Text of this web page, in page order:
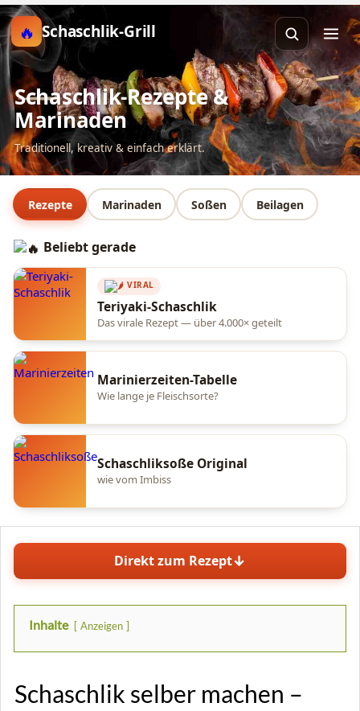
Schaschlik-Grill
Schaschlik-Rezepte &
Marinaden
Traditionell, kreativ & einfach erklärt.
Rezepte Marinaden Soßen Beilagen
Beliebt gerade
VIRAL
Teriyaki-Schaschlik
Das virale Rezept — über 4.000× geteilt
Marinierzeiten-Tabelle
Wie lange je Fleischsorte?
Schaschliksoße Original
wie vom Imbiss
Direkt zum Rezept↓
Inhalte Anzeigen
Schaschlik selber machen –